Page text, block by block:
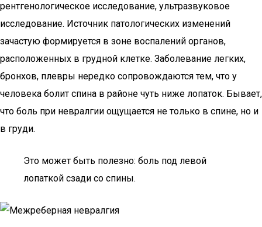
рентгенологическое исследование, ультразвуковое
исследование. Источник патологических изменений
зачастую формируется в зоне воспалений органов,
расположенных в грудной клетке. Заболевание легких,
бронхов, плевры нередко сопровождаются тем, что у
человека болит спина в районе чуть ниже лопаток. Бывает,
что боль при невралгии ощущается не только в спине, но и
в груди.
Это может быть полезно: боль под левой
лопаткой сзади со спины.